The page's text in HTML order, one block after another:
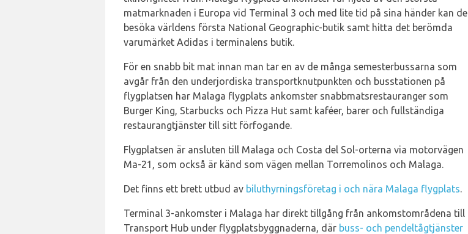
matmarknaden i Europa vid Terminal 3 och med lite tid på sina händer kan de
besöka världens första National Geographic-butik samt hitta det berömda
varumärket Adidas i terminalens butik.
För en snabb bit mat innan man tar en av de många semesterbussarna som
avgår från den underjordiska transportknutpunkten och busstationen på
flygplatsen har Malaga flygplats ankomster snabbmatsrestauranger som
Burger King, Starbucks och Pizza Hut samt kaféer, barer och fullständiga
restaurangtjänster till sitt förfogande.
Flygplatsen är ansluten till Malaga och Costa del Sol-orterna via motorvägen
Ma-21, som också är känd som vägen mellan Torremolinos och Malaga.
Det finns ett brett utbud av biluthyrningsföretag i och nära Malaga flygplats.
Terminal 3-ankomster i Malaga har direkt tillgång från ankomstområdena till
Transport Hub under flygplatsbyggnaderna, där buss- och pendeltågtjänster